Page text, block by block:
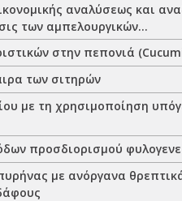
αναλύσεως και
των αμπελουργικών...
στην πεπονιά
των σιτηρών
με τη χρησιμοποίηση
προσδιορισμού
με ανόργανα